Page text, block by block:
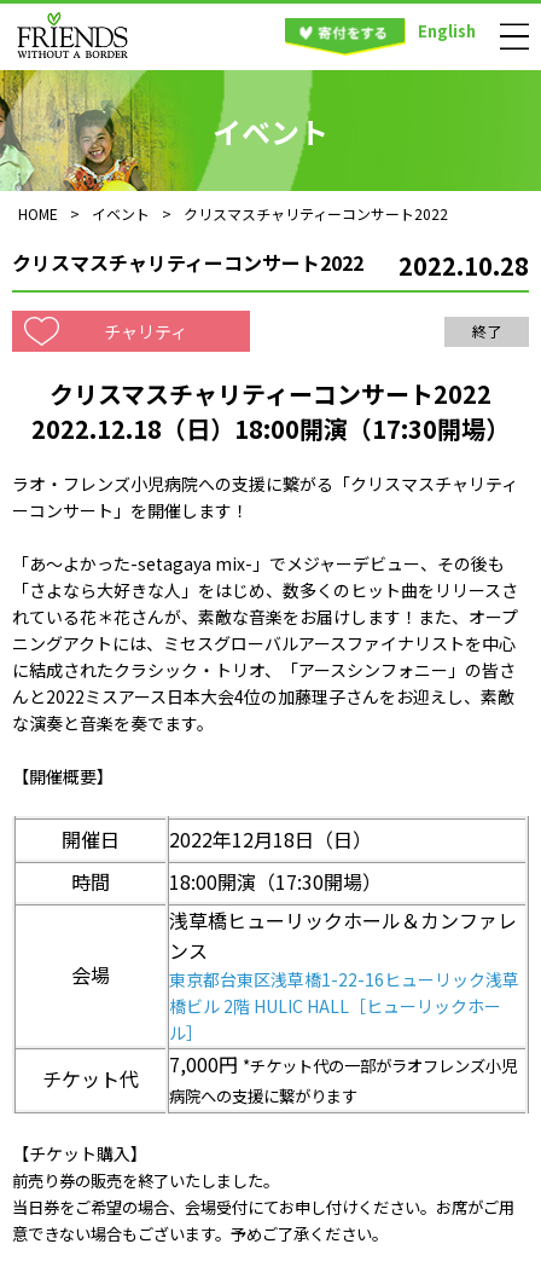
English
イベント
HOME > イベント > クリスマスチャリティーコンサート2022
クリスマスチャリティーコンサート2022 2022.10.28
チャリティ 終了
クリスマスチャリティーコンサート2022
2022.12.18（日）18:00開演（17:30開場）
ラオ・フレンズ小児病院への支援に繋がる「クリスマスチャリティ
ーコンサート」を開催します！
「あ～よかった-setagaya mix-」でメジャーデビュー、その後も
「さよなら大好きな人」をはじめ、数多くのヒット曲をリリースさ
れている花＊花さんが、素敵な音楽をお届けします！また、オープ
ニングアクトには、ミセスグローバルアースファイナリストを中心
に結成されたクラシック・トリオ、「アースシンフォニー」の皆さ
んと2022ミスアース日本大会4位の加藤理子さんをお迎えし、素敵
な演奏と音楽を奏でます。
【開催概要】
開催日
2022年12月18日（日）
時間
18:00開演（17:30開場）
会場
浅草橋ヒューリックホール＆カンファレ
ンス
東京都台東区浅草橋1-22-16ヒューリック浅草
橋ビル 2階 HULIC HALL［ヒューリックホー
ル］
チケット代 7,000円 *チケット代の一部がラオフレンズ小児
病院への支援に繋がります
【チケット購入】
前売り券の販売を終了いたしました。
当日券をご希望の場合、会場受付にてお申し付けください。お席がご用
意できない場合もございます。予めご了承ください。